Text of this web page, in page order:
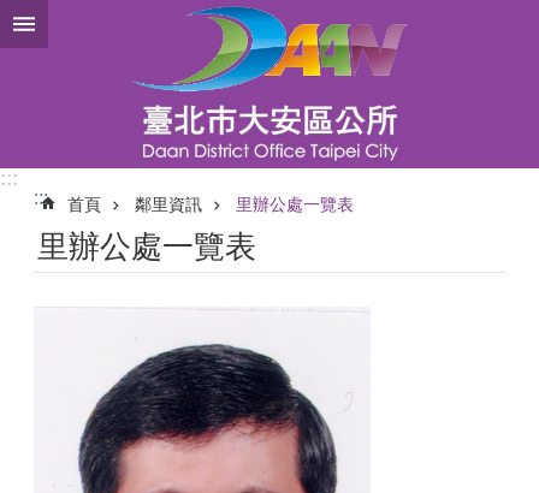
跳到主要內容區塊
:::
:::
首頁 鄰里資訊 里辦公處一覽表
里辦公處一覽表